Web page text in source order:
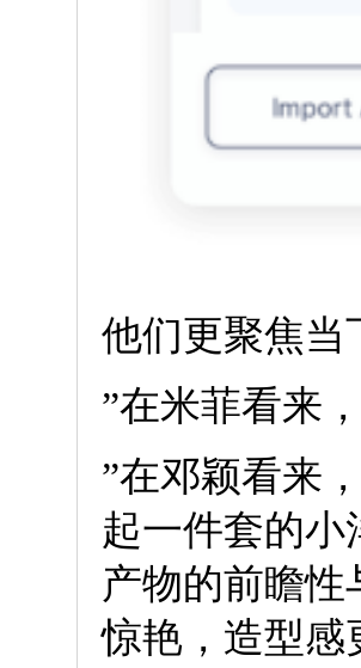
他们更聚焦当
”在米菲看来
”在邓颖看来
起一件套的小
产物的前瞻
惊艳，造型感